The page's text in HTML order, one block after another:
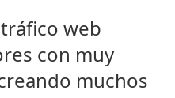
web
con muy
muchos